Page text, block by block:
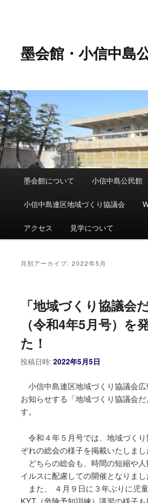
ツ
へ
移
動
へ
移
動
墨会館・小信中島
ュ
墨会館について 小信中島公民館
小信中島連区地域づくり協議会
アクセス 見学について
月別アーカイブ:2022年5月
「地域づくり協議会
（令和4年5月号）を
た！
投稿日時:2022年5月5日
小信中島連区地域づくり協議会
お知らせする「地域づくり協議会
す。
令和４年５月号では、地域づく
ぞれの総会の様子を掲載いたしまし
どちらの総会も、時間の短縮や
イルスに配慮しての開催となりまし
また、 ４月９日に３年ぶりに児
KYT（危険予知訓練）講習の様子